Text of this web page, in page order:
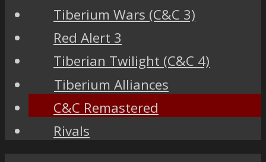
Tiberium Wars (C&C 3)
Red Alert 3
Tiberian Twilight (C&C 4)
Tiberium Alliances
C&C Remastered
Rivals